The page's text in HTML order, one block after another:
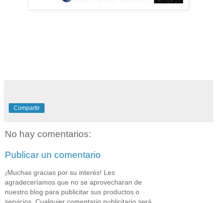
Compartir
No hay comentarios:
Publicar un comentario
¡Muchas gracias por su interés! Les
agradeceríamos que no se aprovecharan de
nuestro blog para publicitar sus productos o
servicios. Cualquier comentario publicitario será